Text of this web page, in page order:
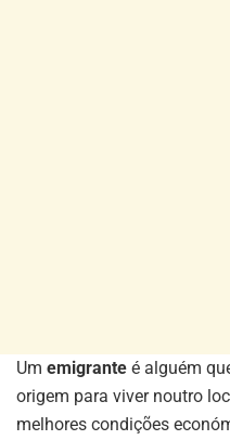
Um emigrante é alguém
origem para viver noutro
melhores condições